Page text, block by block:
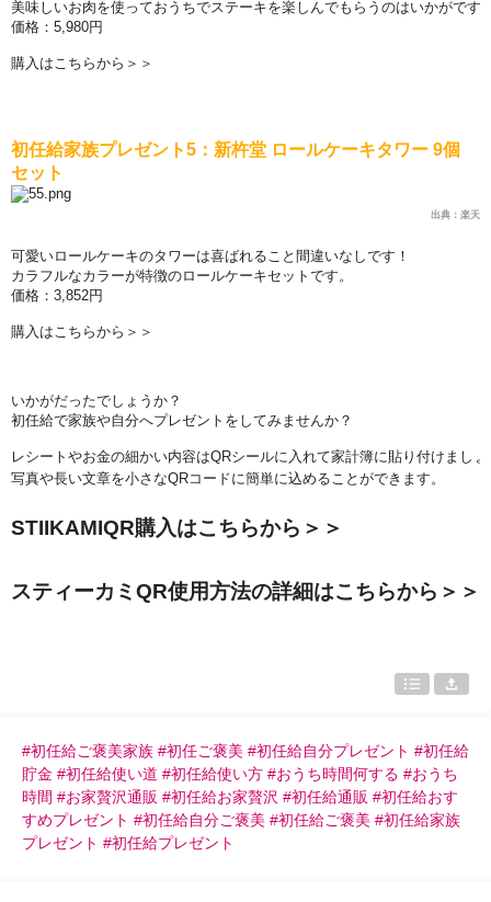
美味しいお肉を使っておうちでステーキを楽 しんでもらうのはいかがです
価格：5,980円
購入はこちらから＞＞
初任給家族プレゼント5 ：新杵堂 ロールケーキタワー 9個
セット
出典：楽天
可愛いロ ールケーキのタワ ーは喜ばれること間違いなしです！
カラフルなカラ ーが特徴のロ ールケーキセットです。
価格：3,852円
購入はこちらから＞＞
いかがだったでしょうか？
初任給で家族や自分へプレゼントをしてみませんか？
レシー トやお金の細かい内容はQRシールに入れて家計簿に貼り付けましょ
写真や長い文章を小さなQRコ ー ドに簡単に込めることができます。
STIIKAMIQR購入はこちらから＞＞
スティーカミ QR使用方法の詳細はこちらから＞＞
#初任給ご褒美家族 #初任ご褒美 #初任給自分プレゼント #初任給
貯金 #初任給使い道 #初任給使い方 #おうち時間何する #おうち
時間 #お家贅沢通販 #初任給お家贅沢 #初任給通販 #初任給おす
すめプレゼント #初任給自分ご褒美 #初任給ご褒美 #初任給家族
プレゼント #初任給プレゼント